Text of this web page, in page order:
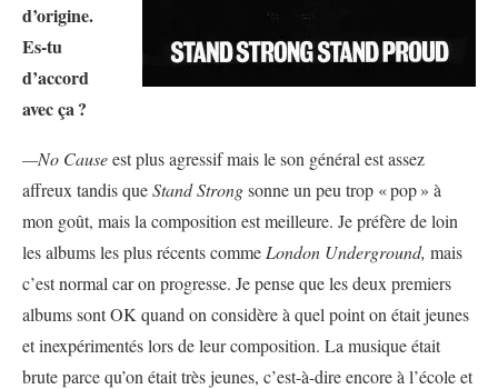
d’origine.
Es-tu
d’accord
avec ça?
—No Causeest plus agressif mais le son général est assez
affreux tandis queStand Strongsonne un peu trop «pop» à
mon goût, mais la composition est meilleure. Je préfère de loin
les albums les plus récents comme London Underground, mais
c’est normal car on progresse. Je pense que les deux premiers
albums sont OK quand on considère à quel point on était jeunes
et inexpérimentés lors de leur composition. La musique était
brute parce qu’on était très jeunes, c’est-à-dire encore à l’école et